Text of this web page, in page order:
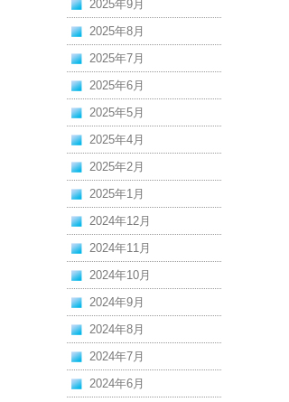
2025年9月
2025年8月
2025年7月
2025年6月
2025年5月
2025年4月
2025年2月
2025年1月
2024年12月
2024年11月
2024年10月
2024年9月
2024年8月
2024年7月
2024年6月